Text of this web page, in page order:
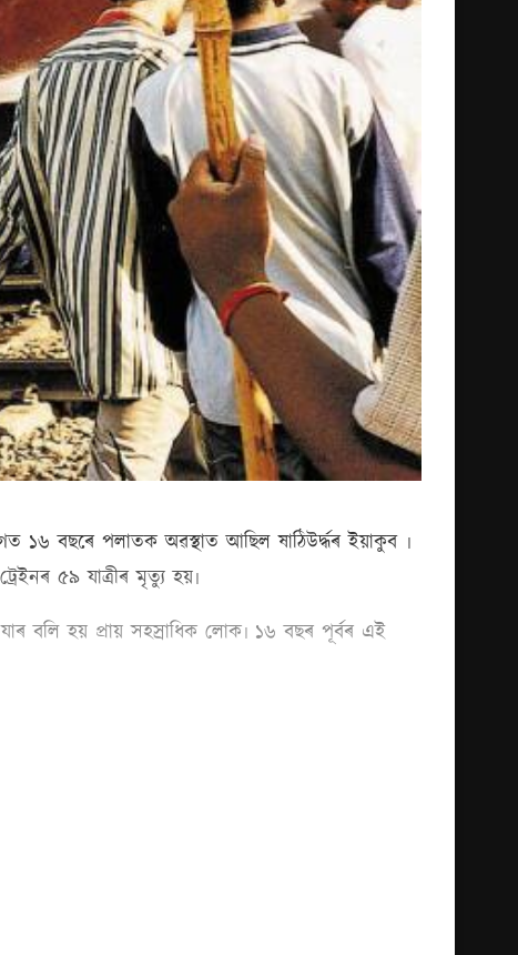
১৬ বছৰে পলাতক অৱস্থাত আছিল ষাঠিউৰ্দ্ধৰ ইয়াকুব ৷
৫৯ যাত্ৰীৰ মৃত্যু হয়৷
বলি হয় প্ৰায় সহস্ৰাধিক লোক৷ ১৬ বছৰ পূৰ্বৰ এই